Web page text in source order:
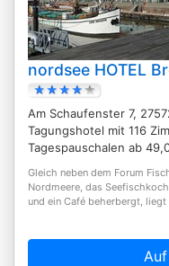
nordsee HOTEL
Am Schaufenster 7,
Tagungshotel mit 116
Tagespauschalen ab
Gleich neben dem Forum
Nordmeere, das
und ein Café beherbergt,